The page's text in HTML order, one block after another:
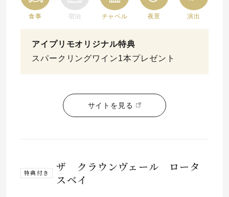
食事 宿泊 チャペル 夜景 演出
アイプリモオリジナル特典
スパークリングワイン1本プレゼント
サイトを見る
特典付き
ザ クラウンヴェール ロータ
スベイ